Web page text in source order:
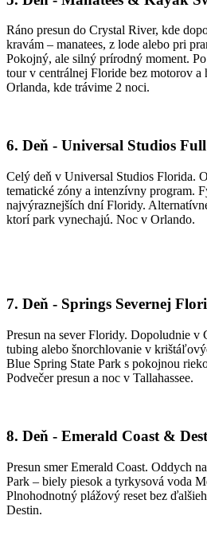
Ráno presun do Crystal River, kde
kravám – manatees, z lode alebo pri
Pokojný, ale silný prírodný moment.
tour v centrálnej Floride bez motorov a
Orlanda, kde trávime 2 noci.
6. Deň - Universal Studios
Celý deň v Universal Studios Florida.
tematické zóny a intenzívny program.
najvýraznejších dní Floridy.
ktorí park vynechajú. Noc v Orlando.
7. Deň - Springs Severnej
Presun na sever Floridy. Dopoludnie v
tubing alebo šnorchlovanie v
Blue Spring State Park s pokojnou
Podvečer presun a noc v Tallahassee.
8. Deň - Emerald Coast &
Presun smer Emerald Coast. Oddych
Park – biely piesok a tyrkysová voda
Plnohodnotný plážový reset bez
Destin.